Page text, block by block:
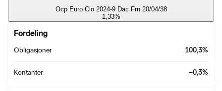
Ocp Euro Clo 2024-9 Dac Frn 20/04/38
1,33%
Fordeling
Obligasjoner 100,3%
Kontanter −0,3%